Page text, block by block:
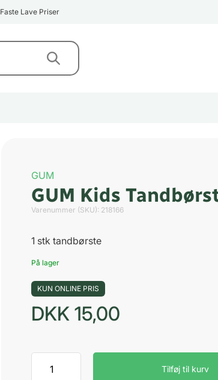
Faste Lave Priser
GUM
GUM Kids
Varenummer (SKU): 218166
1 stk tandbørste
På lager
KUN ONLINE PRIS
DKK 15,00
Tilføj til kurv